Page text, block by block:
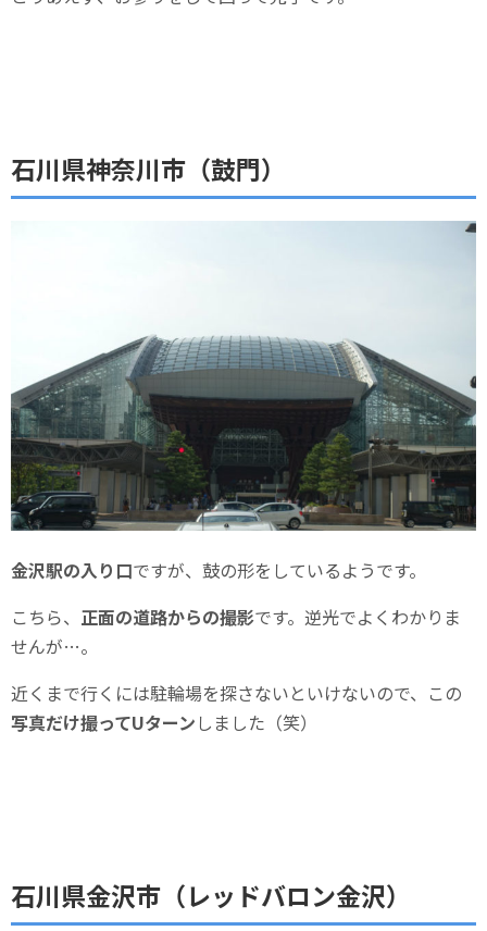
石川県神奈川市（鼓門）
金沢駅の入り口ですが、鼓の形をしているようです。
こちら、 正面の道路からの撮影です。逆光でよくわかりま
せんが…。
近くまで行くには駐輪場を探さないといけないので、この
写真だけ撮ってUターン しました（笑）
石川県金沢市（レッドバロン金沢）